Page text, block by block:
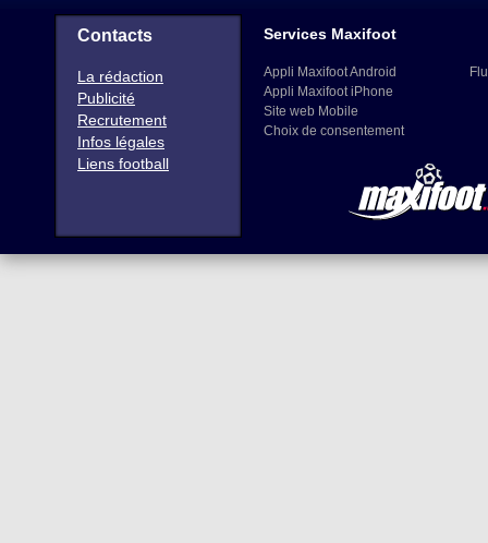
Contacts
La rédaction
Publicité
Recrutement
Infos légales
Liens football
Services Maxifoot
Appli Maxifoot Android
Appli Maxifoot iPhone
Site web Mobile
Choix de consentement